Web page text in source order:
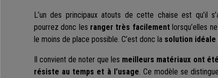
L’un des principaux atouts de cette chaise est qu’il
pourrez donc les ranger très facilementlorsqu’elles
le moins de place possible. C’est donc la solution
Il convient de noter que les meilleurs matériaux ont
résiste au temps et à l’usage. Ce modèle se